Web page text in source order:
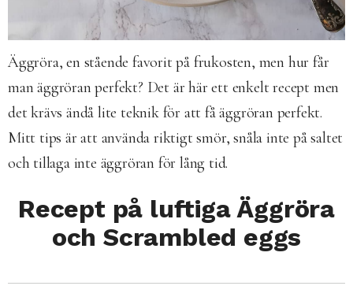
Äggröra, en stående favorit på frukosten, men hur får
man äggröran perfekt? Det är här ett enkelt recept men
det krävs ändå lite teknik för att få äggröran perfekt.
Mitt tips är att använda riktigt smör, snåla inte på saltet
och tillaga inte äggröran för lång tid.
Recept på luftiga Äggröra
och Scrambled eggs